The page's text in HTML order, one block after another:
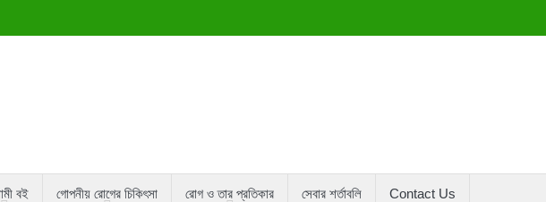
বই গোপনীয় রোগের চিকিৎসা রোগ ও তার প্রতিকার সেবার শর্তাবলি Contact Us